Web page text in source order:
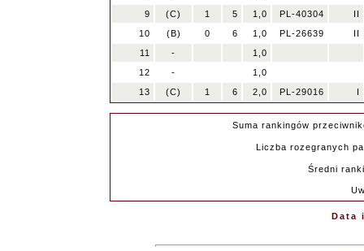
9
(C) 1 5 1,0 PL-40304
II
10
(B) 0 6 1,0 PL-26639
II
11
-
1,0
12
-
1,0
13
(C) 1 6 2,0 PL-29016 I
Suma rankingów
Liczba rozegranych
Średni
Data